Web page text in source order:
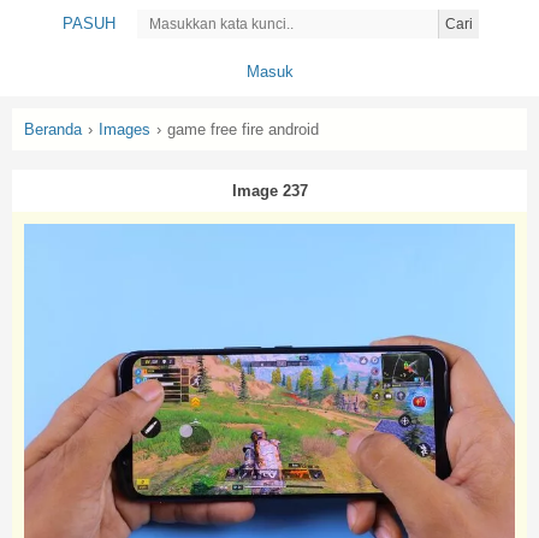
PASUH Cari
Masuk
Beranda › Images › game free fire android
Image 237